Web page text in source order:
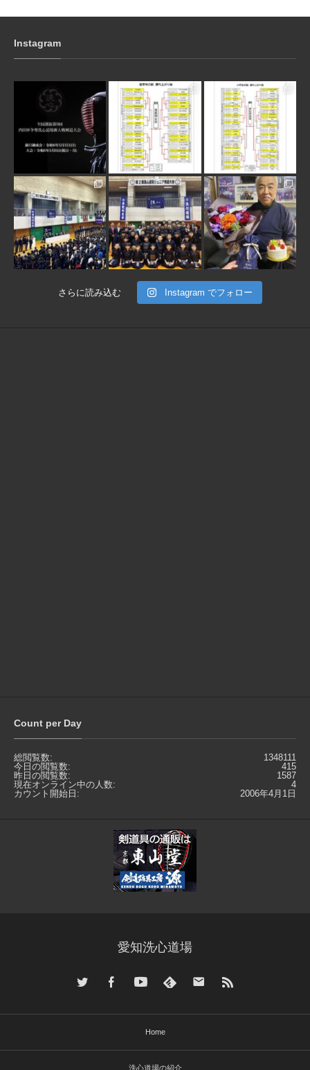
Instagram
1月 31 1月 31
1月 30 1月 30 1月 28
さらに読み込む Instagram でフォロー
Count per Day
1348111
総閲覧数:
415
今日の閲覧数:
1587
昨日の閲覧数:
4
現在オンライン中の人数:
2006年4月1日
カウント開始日:
愛知洗心道場
Home
洗心道場の紹介